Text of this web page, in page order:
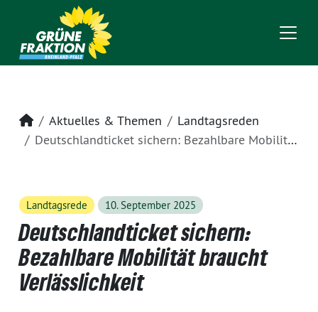
Startseite
Aktuelles & Themen
Landtagsreden
Deutschlandticket sichern: Bezahlbare Mobilität braucht Verlässlichkeit
Landtagsrede 10. September 2025
Deutschlandticket sichern:
Bezahlbare Mobilität braucht
Verlässlichkeit